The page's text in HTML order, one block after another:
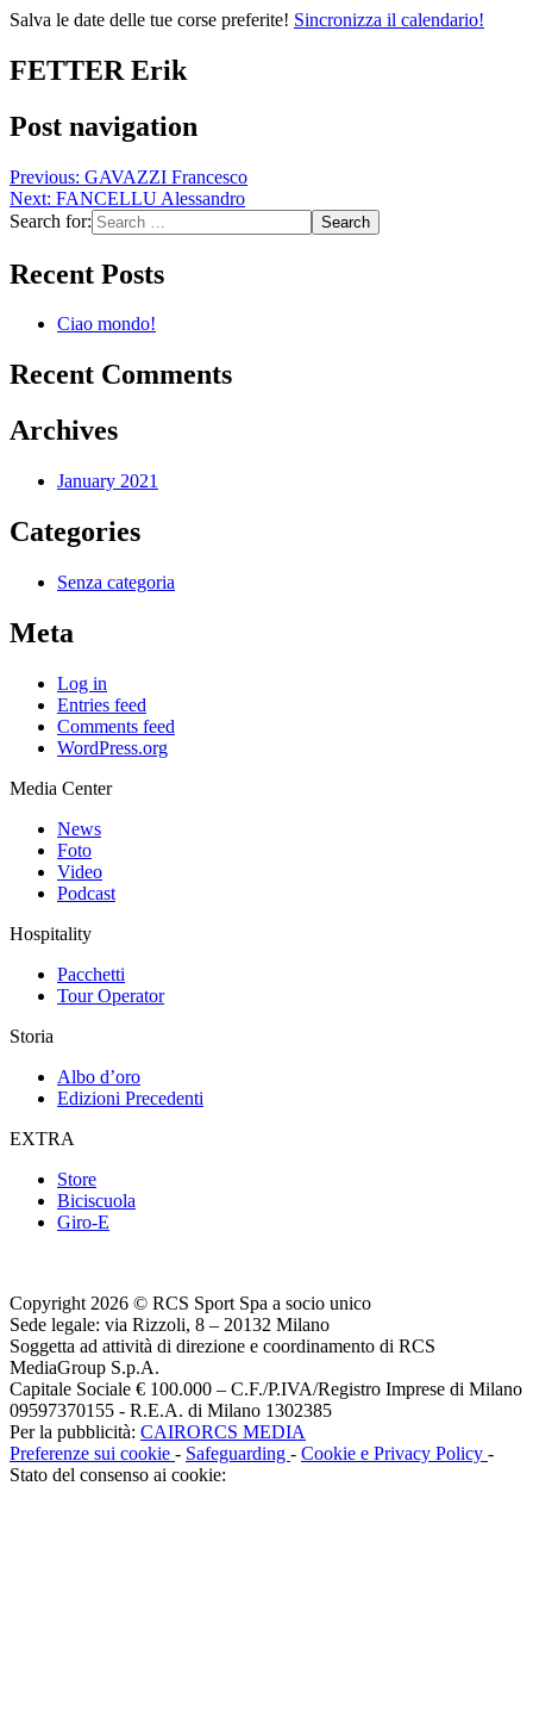
Salva le date delle tue corse preferite! Sincronizza il calendario!
FETTER Erik
Post navigation
Previous: GAVAZZI Francesco
Next: FANCELLU Alessandro
Search for:
Recent Posts
Ciao mondo!
Recent Comments
Archives
January 2021
Categories
Senza categoria
Meta
Log in
Entries feed
Comments feed
WordPress.org
Media Center
News
Foto
Video
Podcast
Hospitality
Pacchetti
Tour Operator
Storia
Albo d’oro
Edizioni Precedenti
EXTRA
Store
Biciscuola
Giro-E
Copyright 2026 © RCS Sport Spa a socio unico
Sede legale: via Rizzoli, 8 – 20132 Milano
Soggetta ad attività di direzione e coordinamento di RCS
MediaGroup S.p.A.
Capitale Sociale € 100.000 – C.F./P.IVA/Registro Imprese di Milano
09597370155 - R.E.A. di Milano 1302385
Per la pubblicità: CAIRORCS MEDIA
Preferenze sui cookie - Safeguarding - Cookie e Privacy Policy -
Stato del consenso ai cookie: